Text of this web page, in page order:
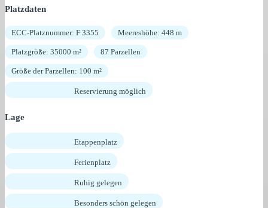
Platzdaten
ECC-Platznummer: F 3355 Meereshöhe: 448 m
Platzgröße: 35000 m² 87 Parzellen
Größe der Parzellen: 100 m²
Reservierung möglich
Lage
Etappenplatz
Ferienplatz
Ruhig gelegen
Besonders schön gelegen